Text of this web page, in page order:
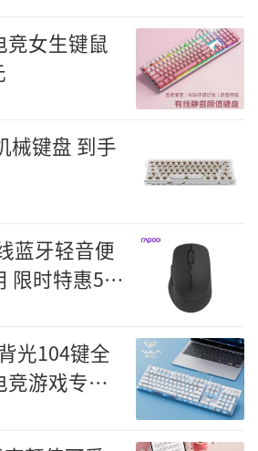
竞女生键鼠
械键盘 到手
蓝牙轻音便
限时特惠59
光104键全
竞游戏专用